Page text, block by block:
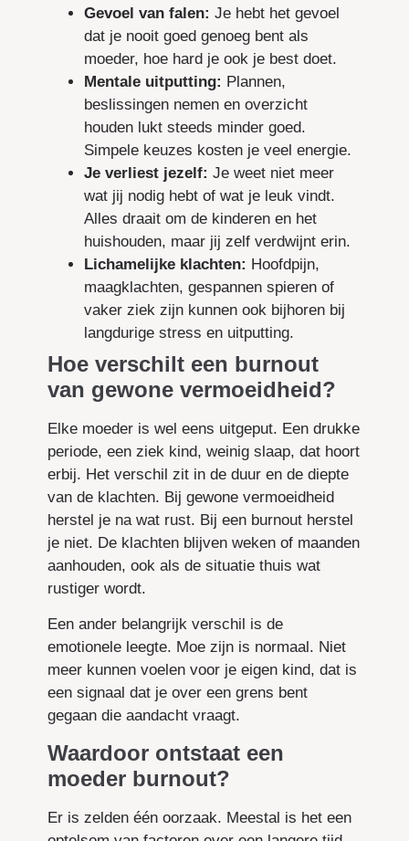
Gevoel van falen: Je hebt het gevoel
dat je nooit goed genoeg bent als
moeder, hoe hard je ook je best doet.
Mentale uitputting: Plannen,
beslissingen nemen en overzicht
houden lukt steeds minder goed.
Simpele keuzes kosten je veel energie.
Je verliest jezelf: Je weet niet meer
wat jij nodig hebt of wat je leuk vindt.
Alles draait om de kinderen en het
huishouden, maar jij zelf verdwijnt erin.
Lichamelijke klachten: Hoofdpijn,
maagklachten, gespannen spieren of
vaker ziek zijn kunnen ook bijhoren bij
langdurige stress en uitputting.
Hoe verschilt een burnout
van gewone vermoeidheid?
Elke moeder is wel eens uitgeput. Een drukke
periode, een ziek kind, weinig slaap, dat hoort
erbij. Het verschil zit in de duur en de diepte
van de klachten. Bij gewone vermoeidheid
herstel je na wat rust. Bij een burnout herstel
je niet. De klachten blijven weken of maanden
aanhouden, ook als de situatie thuis wat
rustiger wordt.
Een ander belangrijk verschil is de
emotionele leegte. Moe zijn is normaal. Niet
meer kunnen voelen voor je eigen kind, dat is
een signaal dat je over een grens bent
gegaan die aandacht vraagt.
Waardoor ontstaat een
moeder burnout?
Er is zelden één oorzaak. Meestal is het een